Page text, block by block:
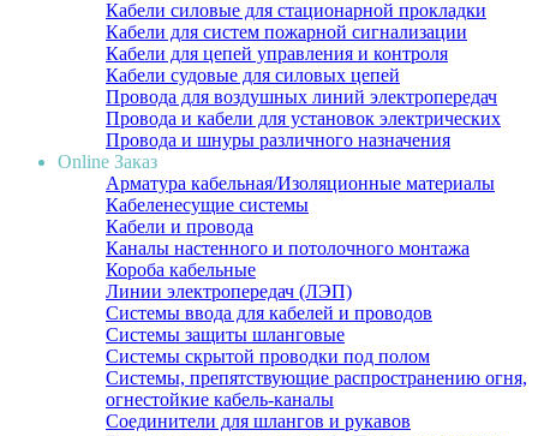
Кабели силовые для стационарной прокладки
Кабели для систем пожарной сигнализации
Кабели для цепей управления и контроля
Кабели судовые для силовых цепей
Провода для воздушных линий электропередач
Провода и кабели для установок электрических
Провода и шнуры различного назначения
Online Заказ
Арматура кабельная/Изоляционные материалы
Кабеленесущие системы
Кабели и провода
Каналы настенного и потолочного монтажа
Короба кабельные
Линии электропередач (ЛЭП)
Системы ввода для кабелей и проводов
Системы защиты шланговые
Системы скрытой проводки под полом
Системы, препятствующие распространению огня,
огнестойкие кабель-каналы
Соединители для шлангов и рукавов